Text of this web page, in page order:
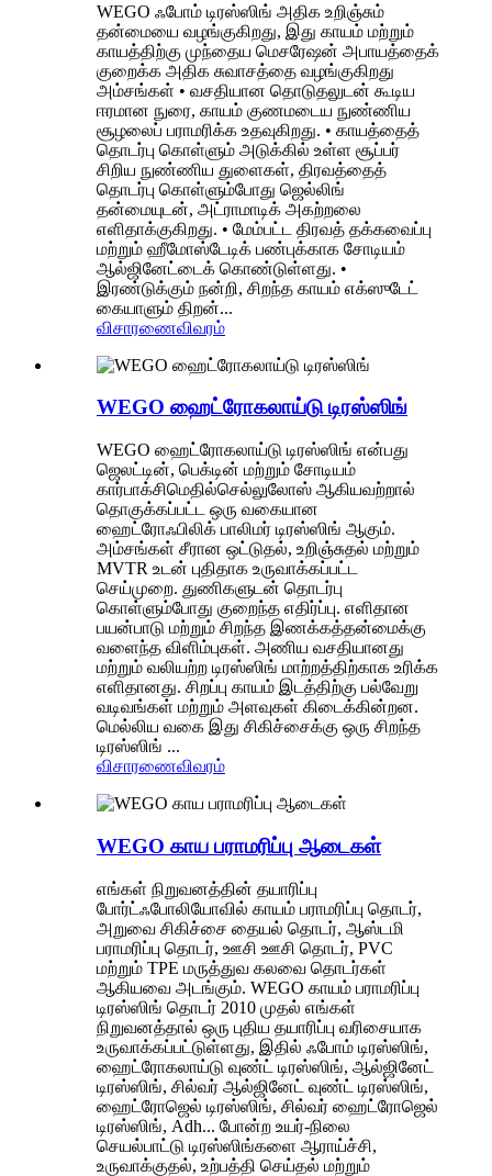
WEGO ஃபோம் டிரஸ்ஸிங் அதிக உறிஞ்சும்
தன்மையை வழங்குகிறது, இது காயம் மற்றும்
காயத்திற்கு முந்தைய மெசரேஷன் அபாயத்தைக்
குறைக்க அதிக சுவாசத்தை வழங்குகிறது
அம்சங்கள் • வசதியான தொடுதலுடன் கூடிய
ஈரமான நுரை, காயம் குணமடைய நுண்ணிய
சூழலைப் பராமரிக்க உதவுகிறது. • காயத்தைத்
தொடர்பு கொள்ளும் அடுக்கில் உள்ள சூப்பர்
சிறிய நுண்ணிய துளைகள், திரவத்தைத்
தொடர்பு கொள்ளும்போது ஜெல்லிங்
தன்மையுடன், அட்ராமாடிக் அகற்றலை
எளிதாக்குகிறது. • மேம்பட்ட திரவத் தக்கவைப்பு
மற்றும் ஹீமோஸ்டேடிக் பண்புக்காக சோடியம்
ஆல்ஜினேட்டைக் கொண்டுள்ளது. •
இரண்டுக்கும் நன்றி, சிறந்த காயம் எக்ஸுடேட்
கையாளும் திறன்...
விசாரணைவிவரம்
WEGO ஹைட்ரோகலாய்டு டிரஸ்ஸிங்
WEGO ஹைட்ரோகலாய்டு டிரஸ்ஸிங் என்பது
ஜெலட்டின், பெக்டின் மற்றும் சோடியம்
கார்பாக்சிமெதில்செல்லுலோஸ் ஆகியவற்றால்
தொகுக்கப்பட்ட ஒரு வகையான
ஹைட்ரோஃபிலிக் பாலிமர் டிரஸ்ஸிங் ஆகும்.
அம்சங்கள் சீரான ஒட்டுதல், உறிஞ்சுதல் மற்றும்
MVTR உடன் புதிதாக உருவாக்கப்பட்ட
செய்முறை. துணிகளுடன் தொடர்பு
கொள்ளும்போது குறைந்த எதிர்ப்பு. எளிதான
பயன்பாடு மற்றும் சிறந்த இணக்கத்தன்மைக்கு
வளைந்த விளிம்புகள். அணிய வசதியானது
மற்றும் வலியற்ற டிரஸ்ஸிங் மாற்றத்திற்காக உரிக்க
எளிதானது. சிறப்பு காயம் இடத்திற்கு பல்வேறு
வடிவங்கள் மற்றும் அளவுகள் கிடைக்கின்றன.
மெல்லிய வகை இது சிகிச்சைக்கு ஒரு சிறந்த
டிரஸ்ஸிங் ...
விசாரணைவிவரம்
WEGO காய பராமரிப்பு ஆடைகள்
எங்கள் நிறுவனத்தின் தயாரிப்பு
போர்ட்ஃபோலியோவில் காயம் பராமரிப்பு தொடர்,
அறுவை சிகிச்சை தையல் தொடர், ஆஸ்டமி
பராமரிப்பு தொடர், ஊசி ஊசி தொடர், PVC
மற்றும் TPE மருத்துவ கலவை தொடர்கள்
ஆகியவை அடங்கும். WEGO காயம் பராமரிப்பு
டிரஸ்ஸிங் தொடர் 2010 முதல் எங்கள்
நிறுவனத்தால் ஒரு புதிய தயாரிப்பு வரிசையாக
உருவாக்கப்பட்டுள்ளது, இதில் ஃபோம் டிரஸ்ஸிங்,
ஹைட்ரோகலாய்டு வுண்ட் டிரஸ்ஸிங், ஆல்ஜினேட்
டிரஸ்ஸிங், சில்வர் ஆல்ஜினேட் வுண்ட் டிரஸ்ஸிங்,
ஹைட்ரோஜெல் டிரஸ்ஸிங், சில்வர் ஹைட்ரோஜெல்
டிரஸ்ஸிங், Adh... போன்ற உயர்-நிலை
செயல்பாட்டு டிரஸ்ஸிங்களை ஆராய்ச்சி,
உருவாக்குதல், உற்பத்தி செய்தல் மற்றும்